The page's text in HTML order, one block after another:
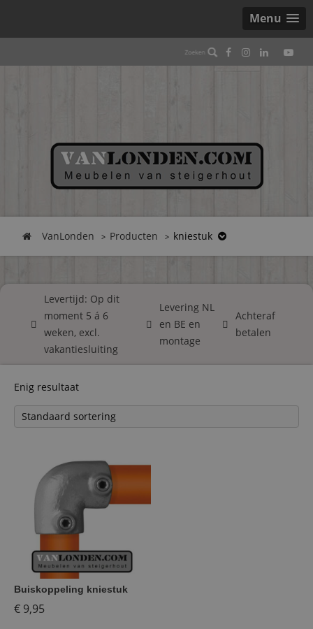
Menu
VanLonden Producten kniestuk
Levertijd: Op dit
moment 5 á 6
weken, excl.
vakantiesluiting
Levering NL
en BE en
montage
Achteraf
betalen
Enig resultaat
Buiskoppeling kniestuk
€ 9,95